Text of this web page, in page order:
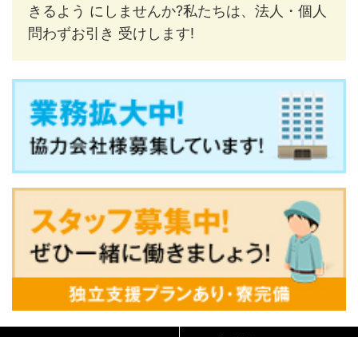
きるよう にしませんか?私たちは、法人・個人
問わずお引き 受けします!